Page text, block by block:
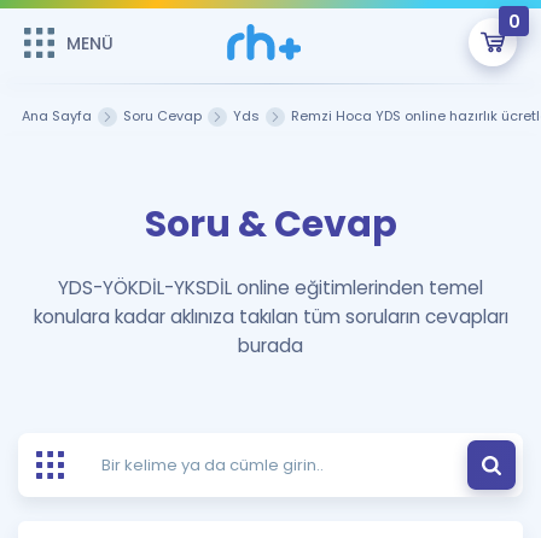
MENÜ
0
Şifremi Hatırlamıyorum
GİRİŞ YAP
Remzi Hoca ile seni sınava hazırlayacak onlarca eğitim seni
bekliyor!
MENÜ
Çalışma Paketleri
Kitaplar ve Kaynaklar
Ücretsiz Kaynaklar
Blog
İngilizce Gramer
Hakkımızda
Ana Sayfa Soru Cevap Yds Remzi Hoca YDS online hazırlık
Soru & Cevap
YDS-YÖKDİL-YKSDİL online eğitimlerinden temel
konulara kadar aklınıza takılan tüm soruların cevapları
burada